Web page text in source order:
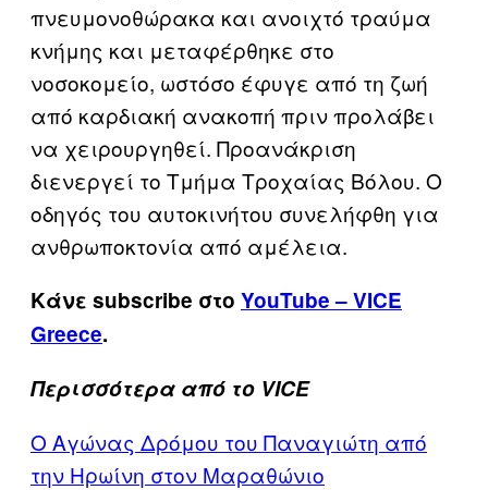
πνευμονοθώρακα και ανοιχτό τραύμα
κνήμης και μεταφέρθηκε στο
νοσοκομείο, ωστόσο έφυγε από τη ζωή
από καρδιακή ανακοπή πριν προλάβει
να χειρουργηθεί. Προανάκριση
διενεργεί το Τμήμα Τροχαίας Βόλου. Ο
οδηγός του αυτοκινήτου συνελήφθη για
ανθρωποκτονία από αμέλεια.
Κάνε subscribe στο YouTube – VICE
Greece.
Περισσότερα από το VICE
Ο Αγώνας Δρόμου του Παναγιώτη από
την Ηρωίνη στον Μαραθώνιο